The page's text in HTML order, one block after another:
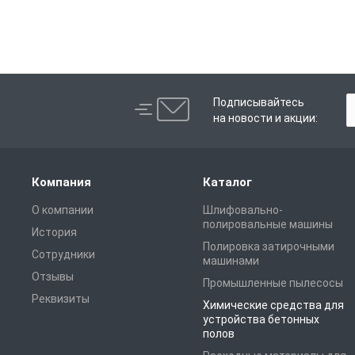
Подписывайтесь
на новости и акции:
Компания
О компании
История
Сотрудники
Отзывы
Реквизиты
Каталог
Шлифовально-
полировальные машины
Полировка затирочными
машинами
Промышленные пылесосы
Химические средства для
устройства бетонных
полов